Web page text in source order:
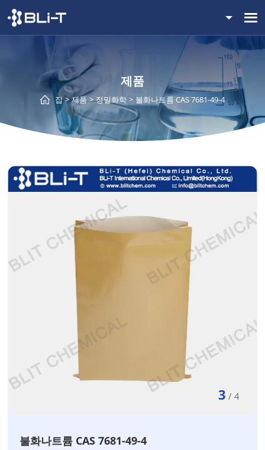
제품
집 제품 정밀화학 불화나트륨 CAS 7681-49-4
3 / 4
불화나트륨 CAS 7681-49-4